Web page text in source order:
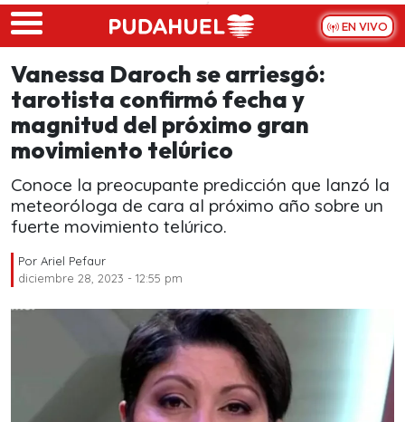
Skip to main content
EN VIVO
Vanessa Daroch se arriesgó:
tarotista confirmó fecha y
magnitud del próximo gran
movimiento telúrico
Conoce la preocupante predicción que lanzó la
meteoróloga de cara al próximo año sobre un
fuerte movimiento telúrico.
Por Ariel Pefaur
diciembre 28, 2023 - 12:55 pm